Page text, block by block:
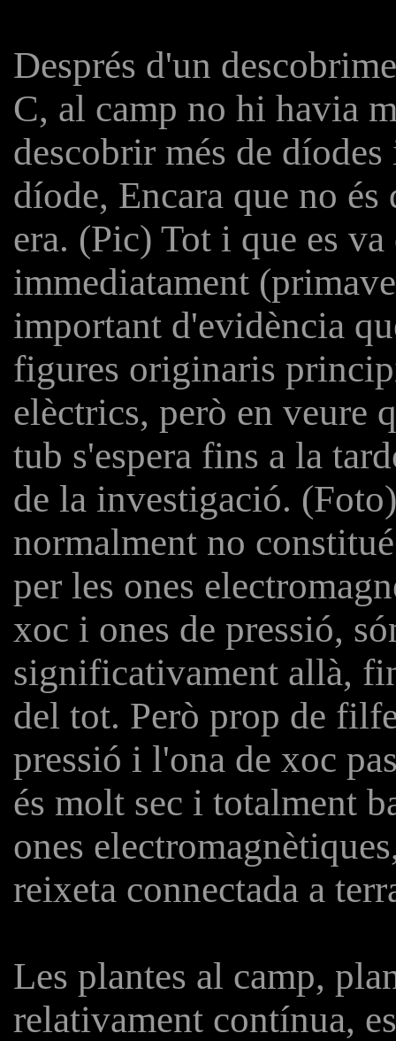
Després d'un
C, al camp no hi havia
descobrir més de
díode, Encara que no
era. (Pic) Tot i que es
immediatament
important d'evidència
figures originaris
elèctrics, però en veure
tub s'espera fins a la
de la investigació.
normalment no
per les ones
xoc i ones de pressió,
significativament allà,
del tot. Però prop de
pressió i l'ona de xoc
és molt sec i totalment
ones
reixeta connectada a
Les plantes al camp,
relativament contínua,